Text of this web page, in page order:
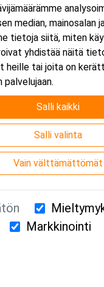
Oy / Valimotie
median, mainosalan
tietoja siitä, miten
yhdistää näitä
heille tai joita on
Salli kaikki
Salli valinta
Vain välttämättömät
Markkinointi